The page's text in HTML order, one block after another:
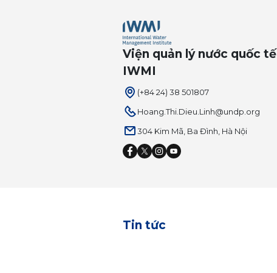
Viện quản lý nước quốc tế
IWMI
(+84 24) 38 501807
Hoang.Thi.Dieu.Linh@undp.org
304 Kim Mã, Ba Đình, Hà Nội
Tin tức